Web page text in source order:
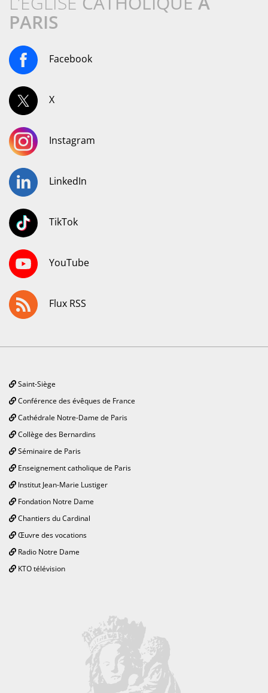
PARIS
Facebook
X
Instagram
LinkedIn
TikTok
YouTube
Flux RSS
Saint-Siège
Conférence des évêques de France
Cathédrale Notre-Dame de Paris
Collège des Bernardins
Séminaire de Paris
Enseignement catholique de Paris
Institut Jean-Marie Lustiger
Fondation Notre Dame
Chantiers du Cardinal
Œuvre des vocations
Radio Notre Dame
KTO télévision